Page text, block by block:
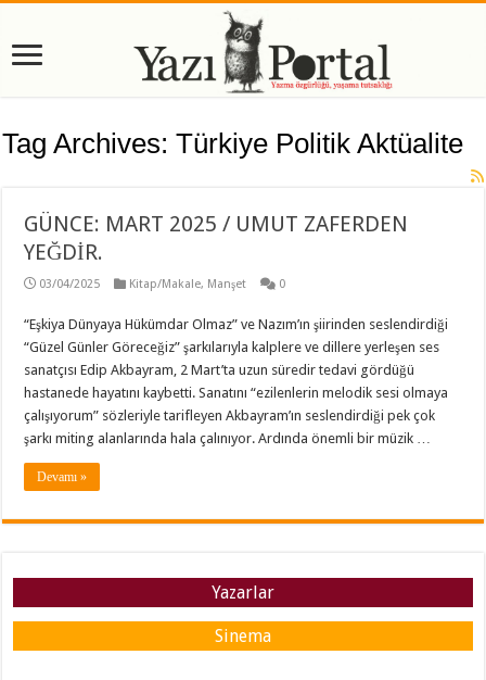
Tag Archives:Türkiye Politik Aktüalite
GÜNCE: MART 2025 / UMUT ZAFERDEN
YEĞDİR.
03/04/2025 Kitap/Makale, Manşet 0
“Eşkiya Dünyaya Hükümdar Olmaz” ve Nazım’ın şiirinden seslendirdiği
“Güzel Günler Göreceğiz” şarkılarıyla kalplere ve dillere yerleşen ses
sanatçısı Edip Akbayram, 2 Mart’ta uzun süredir tedavi gördüğü
hastanede hayatını kaybetti. Sanatını “ezilenlerin melodik sesi olmaya
çalışıyorum” sözleriyle tarifleyen Akbayram’ın seslendirdiği pek çok
şarkı miting alanlarında hala çalınıyor. Ardında önemli bir müzik …
Devamı »
Yazarlar
Sinema